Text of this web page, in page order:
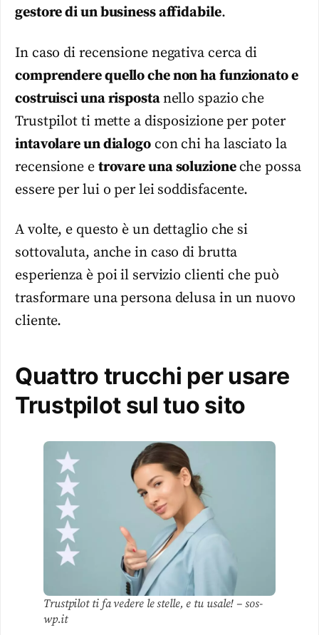
gestore di un business affidabile.
In caso di recensione negativa cerca di
comprendere quello che non ha funzionato e
costruisci una rispostanello spazio che
Trustpilot ti mette a disposizione per poter
intavolare un dialogocon chi ha lasciato la
recensione e trovare una soluzioneche possa
essere per lui o per lei soddisfacente.
A volte, e questo è un dettaglio che si
sottovaluta, anche in caso di brutta
esperienza è poi il servizio clienti che può
trasformare una persona delusa in un nuovo
cliente.
Quattro trucchi per usare
Trustpilot sul tuo sito
Trustpilot ti fa vedere le stelle, e tu usale! – sos-
wp.it